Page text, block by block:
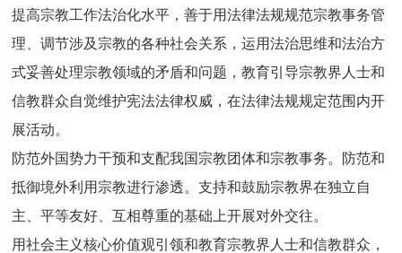
提高宗教工作法治化水平，善于用法律法规规范宗教事务管
理、调节涉及宗教的各种社会关系，运用法治思维和法治方
式妥善处理宗教领域的矛盾和问题，教育引导宗教界人士和
信教群众自觉维护宪法法律权威，在法律法规规定范围内开
展活动。
防范外国势力干预和支配我国宗教团体和宗教事务。防范和
抵御境外利用宗教进行渗透。支持和鼓励宗教界在独立自
主、平等友好、互相尊重的基础上开展对外交往。
用社会主义核心价值观引领和教育宗教界人士和信教群众，